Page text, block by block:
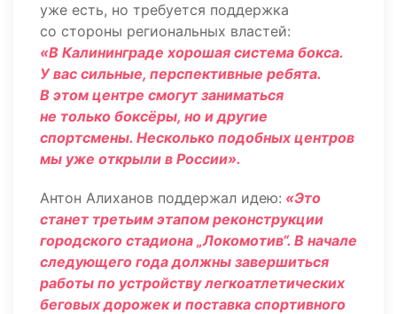
уже есть, но требуется поддержка
со стороны региональных властей:
«В Калининграде хорошая система бокса.
У вас сильные, перспективные ребята.
В этом центре смогут заниматься
не только боксёры, но и другие
спортсмены. Несколько подобных центров
мы уже открыли в России».
Антон Алиханов поддержал идею: «Это
станет третьим этапом реконструкции
городского стадиона „Локомотив“. В начале
следующего года должны завершиться
работы по устройству легкоатлетических
беговых дорожек и поставка спортивного